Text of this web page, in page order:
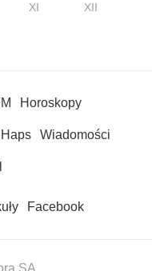
XI XII
Horoskopy
Haps Wiadomości
Facebook
SA